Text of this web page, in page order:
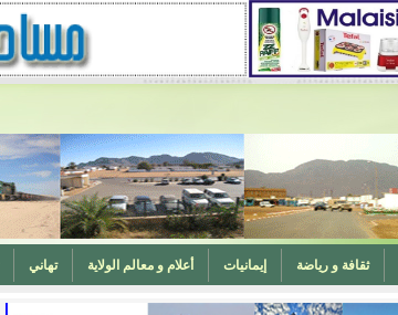
ثقافة و رياضة إيمانيات أعلام و معالم الولاية تهاني
ه وزارة الشؤون الإسلامية تدعو لتوحيد خطبة الجمعة حول الحرابة